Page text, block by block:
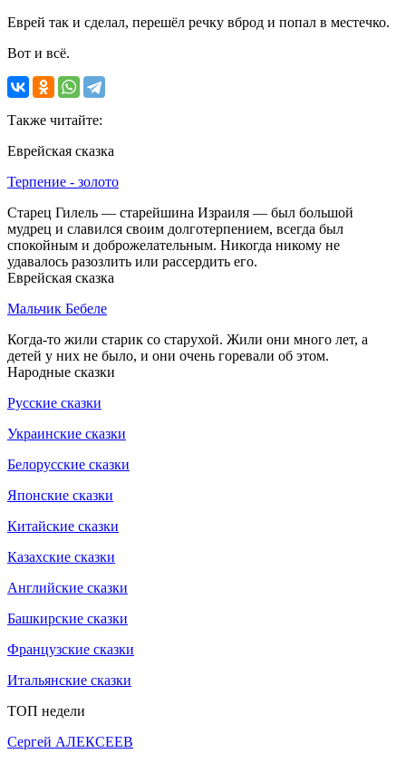
Еврей так и сделал, перешёл речку вброд и попал в местечко.
Вот и всё.
Также читайте:
Еврейская сказка
Терпение - золото
Старец Гилель — старейшина Израиля — был большой
мудрец и славился своим долготерпением, всегда был
спокойным и доброжелательным. Никогда никому не
удавалось разозлить или рассердить его.
Еврейская сказка
Мальчик Бебеле
Когда-то жили старик со старухой. Жили они много лет, а
детей у них не было, и они очень горевали об этом.
Народные сказки
Русские сказки
Украинские сказки
Белорусские сказки
Японские сказки
Китайские сказки
Казахские сказки
Английские сказки
Башкирские сказки
Французские сказки
Итальянские сказки
ТОП недели
Сергей АЛЕКСЕЕВ